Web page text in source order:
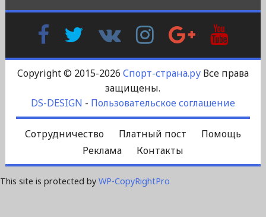
FacebookTwitter
Контакте
InstagramGoogle
Plus
Copyright © 2015-2026 Спорт-страна.руВсе права
защищены.
DS-DESIGN - Пользовательское соглашение
Сотрудничество Платный пост
Помощь
Реклама
Контакты
This site is protected by WP-CopyRightPro